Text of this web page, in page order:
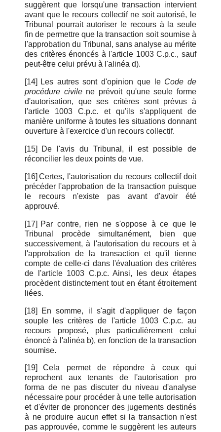
suggèrent que lorsqu'une transaction intervient
avant que le recours collectif ne soit autorisé, le
Tribunal pourrait autoriser le recours à la seule
fin de permettre que la transaction soit soumise à
l'approbation du Tribunal, sans analyse au mérite
des critères énoncés à l'article 1003 C.p.c., sauf
peut-être celui prévu à l'alinéa d).
[14] Les autres sont d'opinion que le Code de
procédure civilene prévoit qu'une seule forme
d'autorisation, que ses critères sont prévus à
l'article 1003 C.p.c. et qu'ils s'appliquent de
manière uniforme à toutes les situations donnant
ouverture à l'exercice d'un recours collectif.
[15]
De l'avis du Tribunal, il est possible de
réconcilier les deux points de vue.
[16] Certes, l'autorisation du recours collectif doit
précéder l'approbation de la transaction puisque
le recours n'existe pas avant d'avoir été
approuvé.
[17] Par contre, rien ne s'oppose à ce que le
Tribunal procède simultanément, bien que
successivement, à l'autorisation du recours et à
l'approbation de la transaction et qu'il tienne
compte de celle-ci dans l'évaluation des critères
de l'article 1003 C.p.c. Ainsi, les deux étapes
procèdent distinctement tout en étant étroitement
liées.
[18]
En somme, il s'agit d'appliquer de façon
souple les critères de l'article 1003 C.p.c. au
recours proposé, plus particulièrement celui
énoncé à l'alinéa b), en fonction de la transaction
soumise.
[19]
Cela permet de répondre à ceux qui
reprochent aux tenants de l'autorisation pro
forma de ne pas discuter du niveau d'analyse
nécessaire pour procéder à une telle autorisation
et d'éviter de prononcer des jugements destinés
à ne produire aucun effet si la transaction n'est
pas approuvée, comme le suggèrent les auteurs